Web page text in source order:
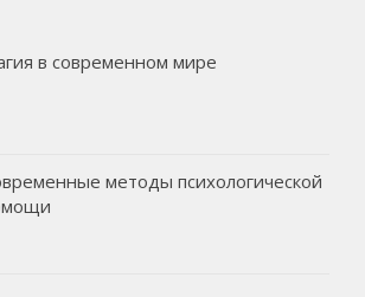
в современном мире
методы психологической